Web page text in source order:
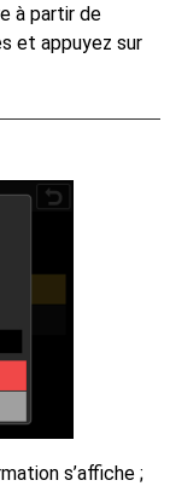
à partir de
et appuyez sur
s’affiche ;